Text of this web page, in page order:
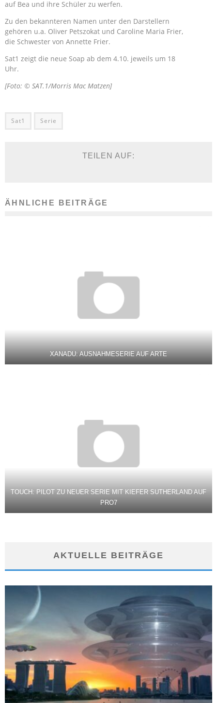
auf Bea und ihre Schüler zu werfen.
Zu den bekannteren Namen unter den Darstellern
gehören u.a. Oliver Petszokat und Caroline Maria Frier,
die Schwester von Annette Frier.
Sat1 zeigt die neue Soap ab dem 4.10. jeweils um 18
Uhr.
[Foto: © SAT.1/Morris Mac Matzen]
Sat1 Serie
TEILEN AUF:
ÄHNLICHE BEITRÄGE
XANADU: AUSNAHMESERIE AUF ARTE
TOUCH: PILOT ZU NEUER SERIE MIT KIEFER SUTHERLAND AUF
PRO7
AKTUELLE BEITRÄGE